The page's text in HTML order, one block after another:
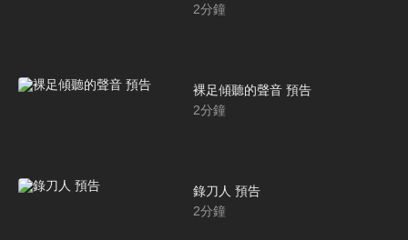
2分鐘
裸足傾聽的聲音 預告
2分鐘
錄刀人 預告
2分鐘